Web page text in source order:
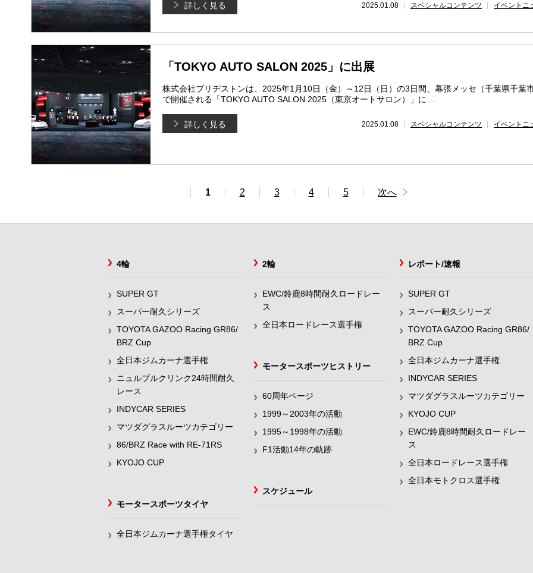
2025.01.08 スペシャルコンテンツ イベントニ
詳しく見る
「TOKYO AUTO SALON 2025」に出展
株式会社ブリヂストンは、2025年1月10日（金）～12日（日）の3日間、幕張メッセ（千葉県千葉市
で開催される「TOKYO AUTO SALON 2025（東京オートサロン）」に…
2025.01.08 スペシャルコンテンツ イベントニ
詳しく見る
1 2 3 4 5 次へ
4輪
SUPER GT
スーパー耐久シリーズ
TOYOTA GAZOO Racing GR86/
BRZ Cup
全日本ジムカーナ選手権
ニュルブルクリンク24時間耐久
レース
INDYCAR SERIES
マツダグラスルーツカテゴリー
86/BRZ Race with RE-71RS
KYOJO CUP
2輪
EWC/鈴鹿8時間耐久ロードレー
ス
全日本ロードレース選手権
レポート/速報
SUPER GT
スーパー耐久シリーズ
TOYOTA GAZOO Racing GR86/
BRZ Cup
全日本ジムカーナ選手権
INDYCAR SERIES
マツダグラスルーツカテゴリー
KYOJO CUP
EWC/鈴鹿8時間耐久ロードレー
ス
全日本ロードレース選手権
全日本モトクロス選手権
モータースポーツヒストリー
60周年ページ
1999～2003年の活動
1995～1998年の活動
F1活動14年の軌跡
スケジュール
モータースポーツタイヤ
全日本ジムカーナ選手権タイヤ